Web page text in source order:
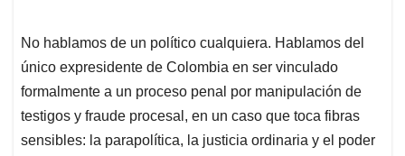
No hablamos de un político cualquiera. Hablamos del
único expresidente de Colombia en ser vinculado
formalmente a un proceso penal por manipulación de
testigos y fraude procesal, en un caso que toca fibras
sensibles: la parapolítica, la justicia ordinaria y el poder